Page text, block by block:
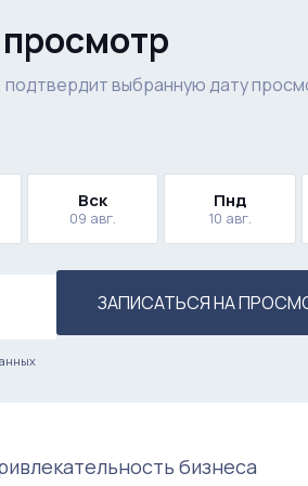
выбранную дату
Вск
09 авг.
Пнд
10 авг.
ЗАПИСАТЬСЯ НА
бизнеса